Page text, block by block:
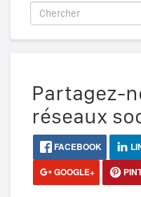
Partagez-
réseaux
FACEBOOK
GOOGLE+